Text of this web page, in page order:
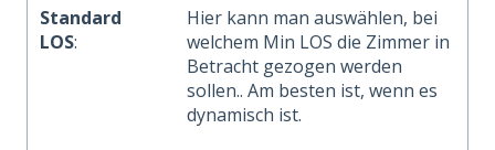
Standard
LOS:
Hier kann man auswählen, bei
welchem Min LOS die Zimmer in
Betracht gezogen werden
sollen.. Am besten ist, wenn es
dynamisch ist.